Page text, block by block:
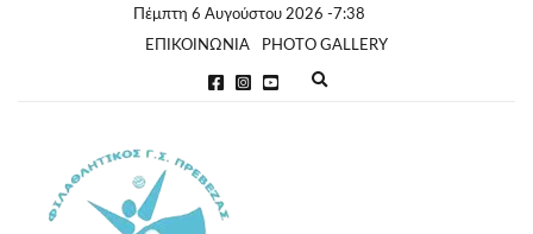
Πέμπτη 6 Αυγούστου 2026 -7:38
ΕΠΙΚΟΙΝΩΝΙΑ
PHOTO GALLERY